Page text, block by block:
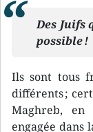
Des Juifs
possible !
Ils sont tous
différents ;
Maghreb, en
engagée dans